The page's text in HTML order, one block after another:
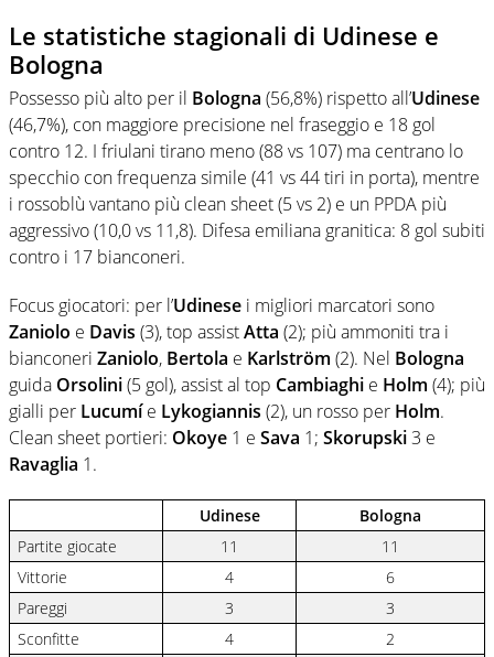
Le statistiche stagionali di Udinese e
Bologna
Possesso più alto per il Bologna (56,8%) rispetto all’Udinese
(46,7%), con maggiore precisione nel fraseggio e 18 gol
contro 12. I friulani tirano meno (88 vs 107) ma centrano lo
specchio con frequenza simile (41 vs 44 tiri in porta), mentre
i rossoblù vantano più clean sheet (5 vs 2) e un PPDA più
aggressivo (10,0 vs 11,8). Difesa emiliana granitica: 8 gol subiti
contro i 17 bianconeri.
Focus giocatori: per l’Udinese i migliori marcatori sono
Zaniolo e Davis (3), top assistAtta (2); più ammoniti tra i
bianconeri Zaniolo, Bertola e Karlström (2). Nel Bologna
guida Orsolini(5 gol), assist al top Cambiaghi e Holm (4); più
gialli per Lucumíe Lykogiannis (2), un rosso per Holm.
Clean sheet portieri: Okoye 1 e Sava 1; Skorupski3 e
Ravaglia 1.
Udinese
Bologna
Partite giocate
11
11
Vittorie
4
6
Pareggi
3
3
Sconfitte
4
2